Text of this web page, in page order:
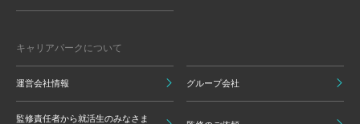
キャリアパークについて
運営会社情報 グループ会社
監修責任者から就活生のみなさま